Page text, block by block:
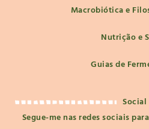
Macrobiótica e
Nutrição e
Guias de
Social
Segue-me nas redes sociais